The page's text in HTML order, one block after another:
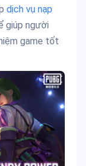
dịch vụ nạp
giúp người
game tốt